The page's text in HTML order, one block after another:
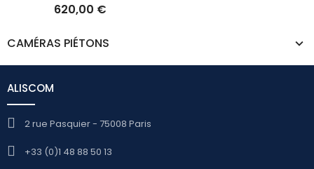
CAMÉRAS PIÉTONS
620,00 €
ALISCOM
2 rue Pasquier - 75008 Paris
+33 (0)1 48 88 50 13